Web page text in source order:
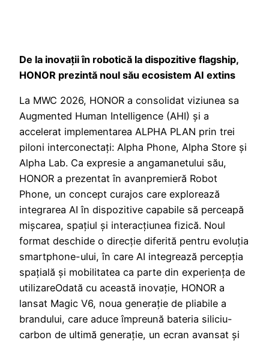
De la inovații în robotică la dispozitive flagship,
HONOR prezintă noul său ecosistem AI extins
La MWC 2026, HONOR a consolidat viziunea sa
Augmented Human Intelligence (AHI) și a
accelerat implementarea ALPHA PLAN prin trei
piloni interconectați: Alpha Phone, Alpha Store și
Alpha Lab. Ca expresie a angamanetului său,
HONOR a prezentat în avanpremieră Robot
Phone, un concept curajos care explorează
integrarea AI în dispozitive capabile să perceapă
mișcarea, spațiul și interacțiunea fizică. Noul
format deschide o direcție diferită pentru evoluția
smartphone-ului, în care AI integrează percepția
spațială și mobilitatea ca parte din experiența de
utilizareOdată cu această inovație, HONOR a
lansat Magic V6, noua generație de pliabile a
brandului, care aduce împreună bateria siliciu-
carbon de ultimă generație, un ecran avansat și